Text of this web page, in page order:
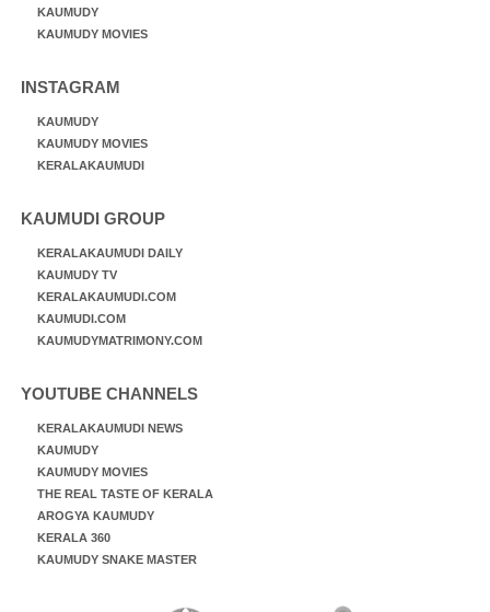
KAUMUDY
KAUMUDY MOVIES
INSTAGRAM
KAUMUDY
KAUMUDY MOVIES
KERALAKAUMUDI
KAUMUDI GROUP
KERALAKAUMUDI DAILY
KAUMUDY TV
KERALAKAUMUDI.COM
KAUMUDI.COM
KAUMUDYMATRIMONY.COM
YOUTUBE CHANNELS
KERALAKAUMUDI NEWS
KAUMUDY
KAUMUDY MOVIES
THE REAL TASTE OF KERALA
AROGYA KAUMUDY
KERALA 360
KAUMUDY SNAKE MASTER